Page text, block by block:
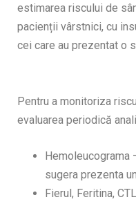
estimarea riscului de
pacienții vârstnici, cu
cei care au prezentat o
Pentru a monitoriza
evaluarea periodică
Hemoleucograma
sugera prezenta
Fierul, Feritina,